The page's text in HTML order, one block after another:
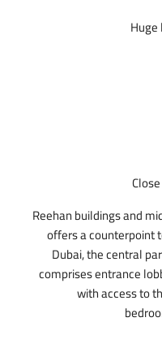
Reehan buildings and
offers a counterpoint
Dubai, the central
comprises entrance
with access to